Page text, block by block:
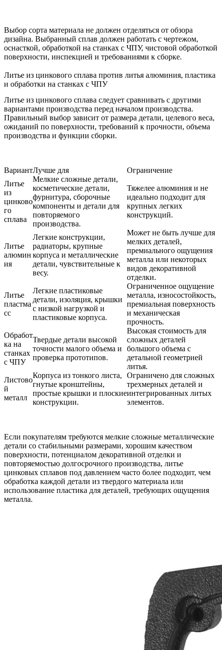
Выбор сорта материала не должен отделяться от обзора
дизайна. Выбранный сплав должен работать с чертежом,
оснасткой, обработкой на станках с ЧПУ, чистовой обработкой
поверхности, инспекцией и требованиями к сборке.
Литье из цинкового сплава против литья алюминия, пластика
и обработки на станках с ЧПУ
Литье из цинкового сплава следует сравнивать с другими
вариантами производства перед началом производства.
Правильный выбор зависит от размера детали, целевого веса,
ожиданий по поверхности, требований к прочности, объема
производства и функции сборки.
ВариантЛучше для
Ограничение
Литье
из
цинково
го
сплава
Мелкие сложные детали,
косметические детали,
фурнитура, сборочные
компоненты и детали для
повторяемого
производства.
Тяжелее алюминия и не
идеально подходит для
крупных легких
конструкций.
Литье
алюмин
ия
Легкие конструкции,
радиаторы, крупные
корпуса и металлические
детали, чувствительные к
весу.
Может не быть лучше для
мелких деталей,
премиального ощущения
металла или некоторых
видов декоративной
отделки.
Литье
пластма
сс
Легкие пластиковые
детали, изоляция, крышки
с низкой нагрузкой и
пластиковые корпуса.
Ограниченное ощущение
металла, износостойкость,
премиальная поверхность
и механическая
прочность.
Обработ
ка на
станках
с ЧПУ
Твердые детали высокой
точности малого объема и
проверка прототипов.
Высокая стоимость для
сложных деталей
большого объема с
детальной геометрией
литья.
Листово
й
металл
Корпуса из тонкого листа,
гнутые кронштейны,
простые крышки и плоские
конструкции.
Ограничено для сложных
трехмерных деталей и
интегрированных литых
элементов.
Если покупателям требуются мелкие сложные металлические
детали со стабильными размерами, хорошим качеством
поверхности, потенциалом декоративной отделки и
повторяемостью долгосрочного производства, литье
цинковых сплавов под давлением часто более подходит, чем
обработка каждой детали из твердого материала или
использование пластика для деталей, требующих ощущения
металла.